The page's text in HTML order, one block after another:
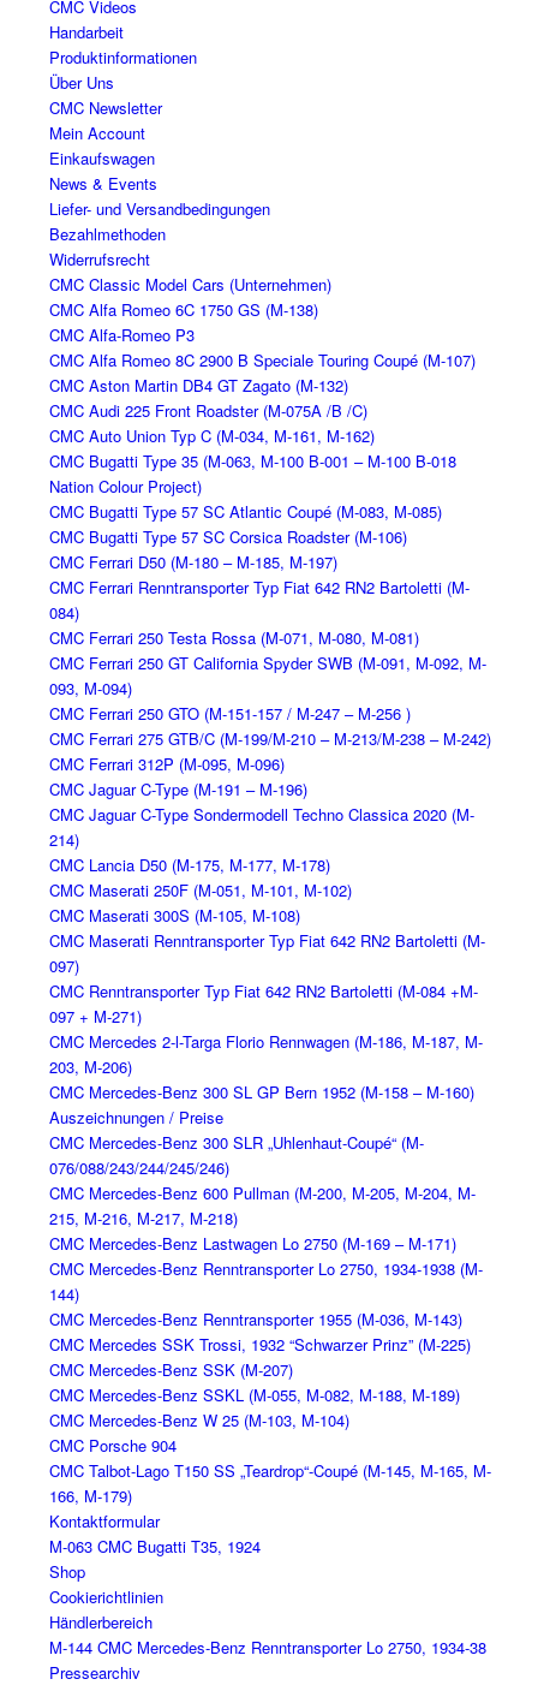
CMC Videos
Handarbeit
Produktinformationen
Über Uns
CMC Newsletter
Mein Account
Einkaufswagen
News & Events
Liefer- und Versandbedingungen
Bezahlmethoden
Widerrufsrecht
CMC Classic Model Cars (Unternehmen)
CMC Alfa Romeo 6C 1750 GS (M-138)
CMC Alfa-Romeo P3
CMC Alfa Romeo 8C 2900 B Speciale Touring Coupé (M-107)
CMC Aston Martin DB4 GT Zagato (M-132)
CMC Audi 225 Front Roadster (M-075A /B /C)
CMC Auto Union Typ C (M-034, M-161, M-162)
CMC Bugatti Type 35 (M-063, M-100 B-001 – M-100 B-018
Nation Colour Project)
CMC Bugatti Type 57 SC Atlantic Coupé (M-083, M-085)
CMC Bugatti Type 57 SC Corsica Roadster (M-106)
CMC Ferrari D50 (M-180 – M-185, M-197)
CMC Ferrari Renntransporter Typ Fiat 642 RN2 Bartoletti (M-
084)
CMC Ferrari 250 Testa Rossa (M-071, M-080, M-081)
CMC Ferrari 250 GT California Spyder SWB (M-091, M-092, M-
093, M-094)
CMC Ferrari 250 GTO (M-151-157 / M-247 – M-256 )
CMC Ferrari 275 GTB/C (M-199/M-210 – M-213/M-238 – M-242)
CMC Ferrari 312P (M-095, M-096)
CMC Jaguar C-Type (M-191 – M-196)
CMC Jaguar C-Type Sondermodell Techno Classica 2020 (M-
214)
CMC Lancia D50 (M-175, M-177, M-178)
CMC Maserati 250F (M-051, M-101, M-102)
CMC Maserati 300S (M-105, M-108)
CMC Maserati Renntransporter Typ Fiat 642 RN2 Bartoletti (M-
097)
CMC Renntransporter Typ Fiat 642 RN2 Bartoletti (M-084 +M-
097 + M-271)
CMC Mercedes 2-l-Targa Florio Rennwagen (M-186, M-187, M-
203, M-206)
CMC Mercedes-Benz 300 SL GP Bern 1952 (M-158 – M-160)
Auszeichnungen / Preise
CMC Mercedes-Benz 300 SLR „Uhlenhaut-Coupé“ (M-
076/088/243/244/245/246)
CMC Mercedes-Benz 600 Pullman (M-200, M-205, M-204, M-
215, M-216, M-217, M-218)
CMC Mercedes-Benz Lastwagen Lo 2750 (M-169 – M-171)
CMC Mercedes-Benz Renntransporter Lo 2750, 1934-1938 (M-
144)
CMC Mercedes-Benz Renntransporter 1955 (M-036, M-143)
CMC Mercedes SSK Trossi, 1932 “Schwarzer Prinz” (M-225)
CMC Mercedes-Benz SSK (M-207)
CMC Mercedes-Benz SSKL (M-055, M-082, M-188, M-189)
CMC Mercedes-Benz W 25 (M-103, M-104)
CMC Porsche 904
CMC Talbot-Lago T150 SS „Teardrop“-Coupé (M-145, M-165, M-
166, M-179)
Kontaktformular
M-063 CMC Bugatti T35, 1924
Shop
Cookierichtlinien
Händlerbereich
M-144 CMC Mercedes-Benz Renntransporter Lo 2750, 1934-38
Pressearchiv